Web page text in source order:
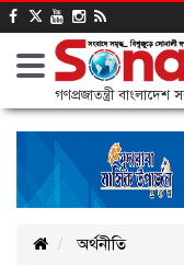
গণপ্রজাতন্ত্রী
অর্থনীতি